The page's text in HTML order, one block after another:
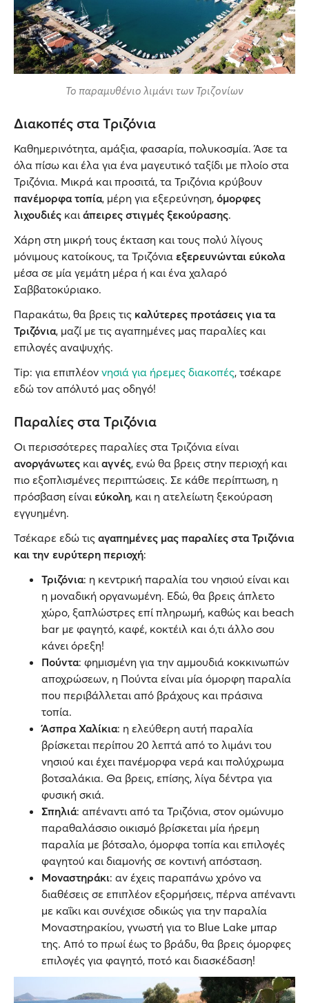
Το παραμυθένιο λιμάνι των Τριζονίων
Διακοπές στα Τριζόνια
Καθημερινότητα, αμάξια, φασαρία, πολυκοσμία. Άσε τα
όλα πίσω και έλα για ένα μαγευτικό ταξίδι με πλοίο στα
Τριζόνια. Μικρά και προσιτά, τα Τριζόνια κρύβουν
πανέμορφα τοπία, μέρη για εξερεύνηση, όμορφες
λιχουδιές και άπειρες στιγμές ξεκούρασης.
Χάρη στη μικρή τους έκταση και τους πολύ λίγους
μόνιμους κατοίκους, τα Τριζόνια εξερευνώνται εύκολα
μέσα σε μία γεμάτη μέρα ή και ένα χαλαρό
Σαββατοκύριακο.
Παρακάτω, θα βρεις τις καλύτερες προτάσεις για τα
Τριζόνια, μαζί με τις αγαπημένες μας παραλίες και
επιλογές αναψυχής.
Tip: για επιπλέον νησιά για ήρεμες διακοπές, τσέκαρε
εδώ τον απόλυτό μας οδηγό!
Παραλίες στα Τριζόνια
Οι περισσότερες παραλίες στα Τριζόνια είναι
ανοργάνωτες και αγνές, ενώ θα βρεις στην περιοχή και
πιο εξοπλισμένες περιπτώσεις. Σε κάθε περίπτωση, η
πρόσβαση είναι εύκολη, και η ατελείωτη ξεκούραση
εγγυημένη.
Τσέκαρε εδώ τις αγαπημένες μας παραλίες στα Τριζόνια
και την ευρύτερη περιοχή:
Τριζόνια: η κεντρική παραλία του νησιού είναι και
η μοναδική οργανωμένη. Εδώ, θα βρεις άπλετο
χώρο, ξαπλώστρες επί πληρωμή, καθώς και beach
bar με φαγητό, καφέ, κοκτέιλ και ό,τι άλλο σου
κάνει όρεξη!
Πούντα: φημισμένη για την αμμουδιά κοκκινωπών
αποχρώσεων, η Πούντα είναι μία όμορφη παραλία
που περιβάλλεται από βράχους και πράσινα
τοπία.
Άσπρα Χαλίκια: η ελεύθερη αυτή παραλία
βρίσκεται περίπου 20 λεπτά από το λιμάνι του
νησιού και έχει πανέμορφα νερά και πολύχρωμα
βοτσαλάκια. Θα βρεις, επίσης, λίγα δέντρα για
φυσική σκιά.
Σπηλιά: απέναντι από τα Τριζόνια, στον ομώνυμο
παραθαλάσσιο οικισμό βρίσκεται μία ήρεμη
παραλία με βότσαλο, όμορφα τοπία και επιλογές
φαγητού και διαμονής σε κοντινή απόσταση.
Μοναστηράκι: αν έχεις παραπάνω χρόνο να
διαθέσεις σε επιπλέον εξορμήσεις, πέρνα απέναντι
με καΐκι και συνέχισε οδικώς για την παραλία
Μοναστηρακίου, γνωστή για το Blue Lake μπαρ
της. Από το πρωί έως το βράδυ, θα βρεις όμορφες
επιλογές για φαγητό, ποτό και διασκέδαση!